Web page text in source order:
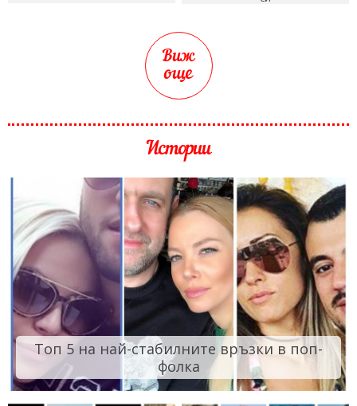
Виж
още
Истории
Топ 5 на най-стабилните връзки в поп-
фолка